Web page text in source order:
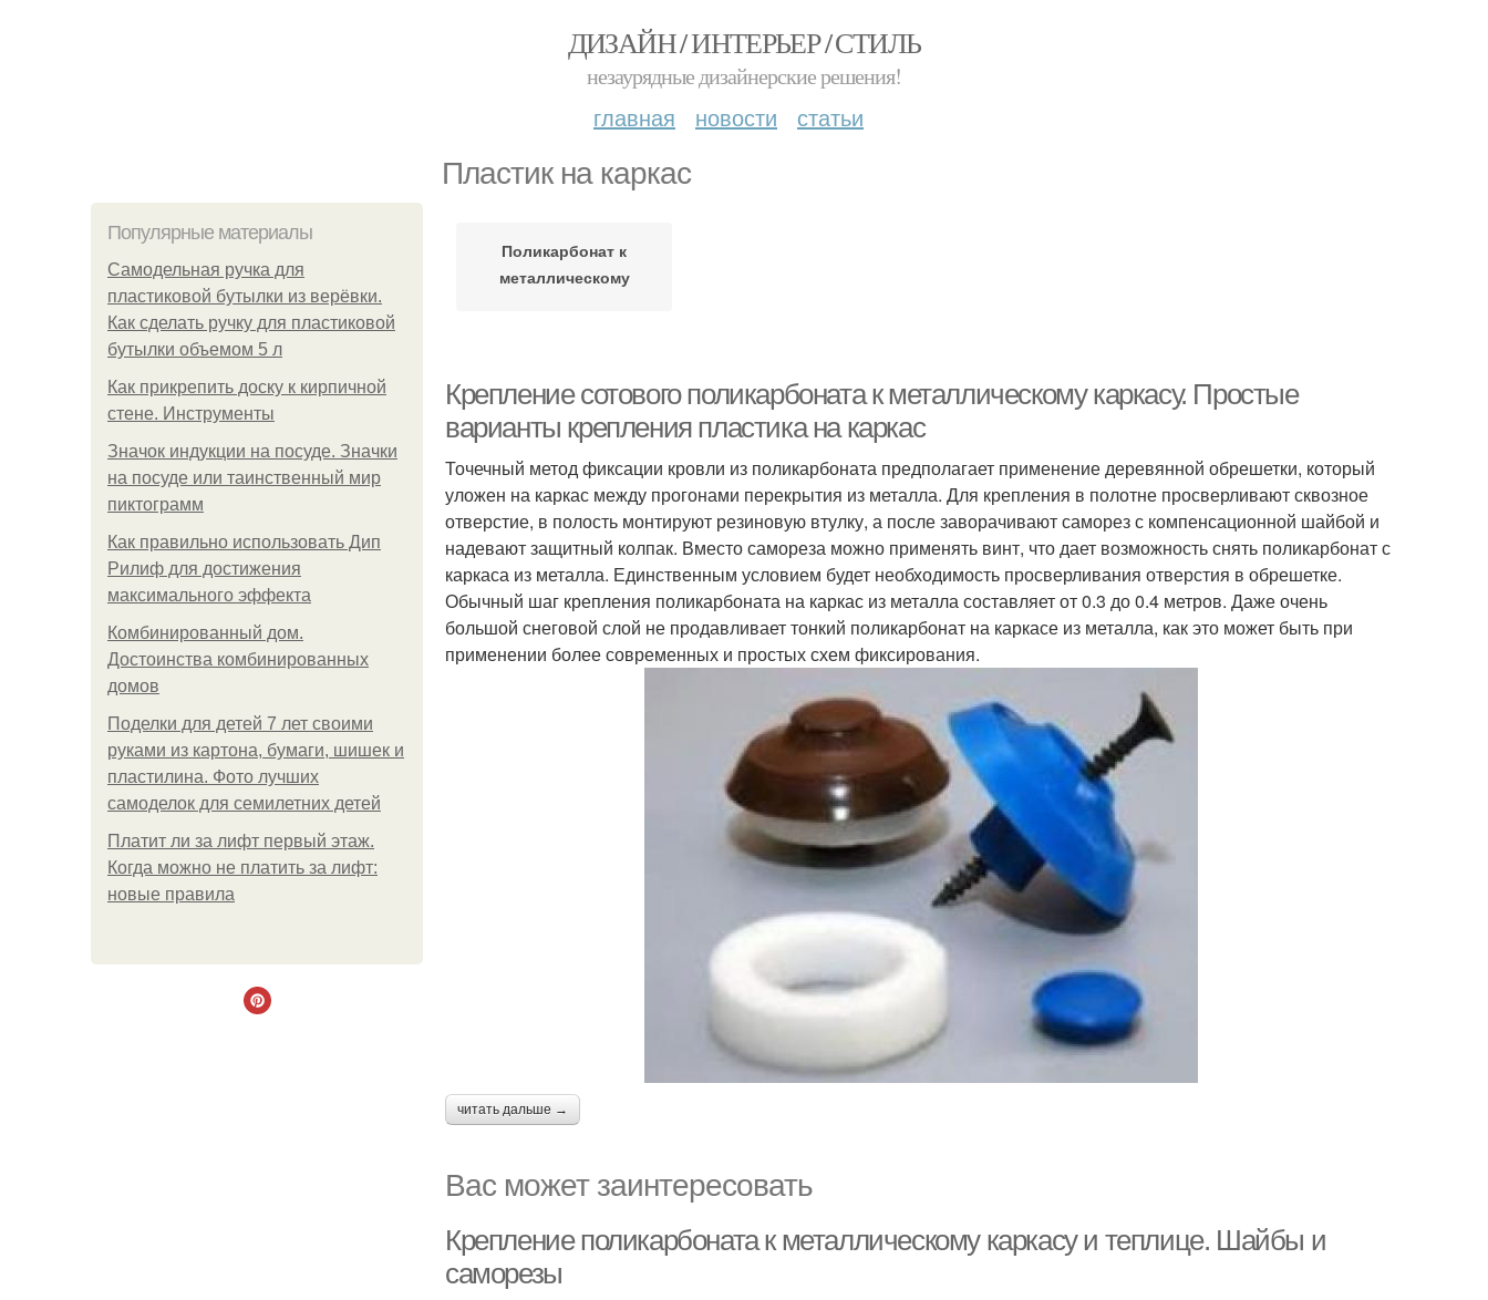
ДИЗАЙН / ИНТЕРЬЕР / СТИЛЬ
незаурядные дизайнерские решения!
главная новости статьи
Пластик на каркас
Популярные материалы
Самодельная ручка для
пластиковой бутылки из верёвки.
Как сделать ручку для пластиковой
бутылки объемом 5 л
Как прикрепить доску к кирпичной
стене. Инструменты
Значок индукции на посуде. Значки
на посуде или таинственный мир
пиктограмм
Как правильно использовать Дип
Рилиф для достижения
максимального эффекта
Комбинированный дом.
Достоинства комбинированных
домов
Поделки для детей 7 лет своими
руками из картона, бумаги, шишек и
пластилина. Фото лучших
самоделок для семилетних детей
Платит ли за лифт первый этаж.
Когда можно не платить за лифт:
новые правила
Поликарбонат к
металлическому
Крепление сотового поликарбоната к металлическому каркасу. Простые
варианты крепления пластика на каркас
Точечный метод фиксации кровли из поликарбоната предполагает применение деревянной обрешетки, который
уложен на каркас между прогонами перекрытия из металла. Для крепления в полотне просверливают сквозное
отверстие, в полость монтируют резиновую втулку, а после заворачивают саморез с компенсационной шайбой и
надевают защитный колпак. Вместо самореза можно применять винт, что дает возможность снять поликарбонат с
каркаса из металла. Единственным условием будет необходимость просверливания отверстия в обрешетке.
Обычный шаг крепления поликарбоната на каркас из металла составляет от 0.3 до 0.4 метров. Даже очень
большой снеговой слой не продавливает тонкий поликарбонат на каркасе из металла, как это может быть при
применении более современных и простых схем фиксирования.
читать дальше →
Вас может заинтересовать
Крепление поликарбоната к металлическому каркасу и теплице. Шайбы и
саморезы